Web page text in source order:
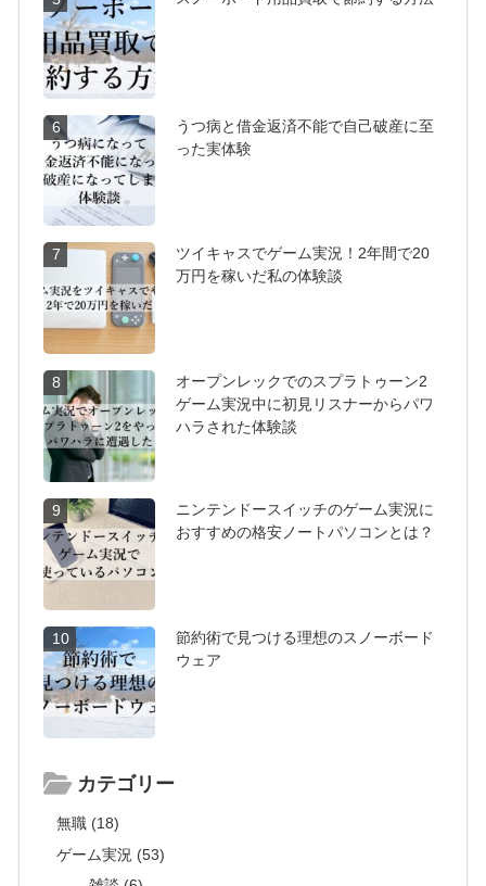
6
うつ病と借金返済不能で自己破産に至
った実体験
7
ツイキャスでゲーム実況！2年間で20
万円を稼いだ私の体験談
8
オープンレックでのスプラトゥーン2
ゲーム実況中に初見リスナーからパワ
ハラされた体験談
9
ニンテンドースイッチのゲーム実況に
おすすめの格安ノートパソコンとは？
10
節約術で見つける理想のスノーボード
ウェア
カテゴリー
無職 (18)
ゲーム実況 (53)